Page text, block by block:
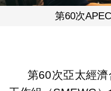
第60次
第60次亞太經